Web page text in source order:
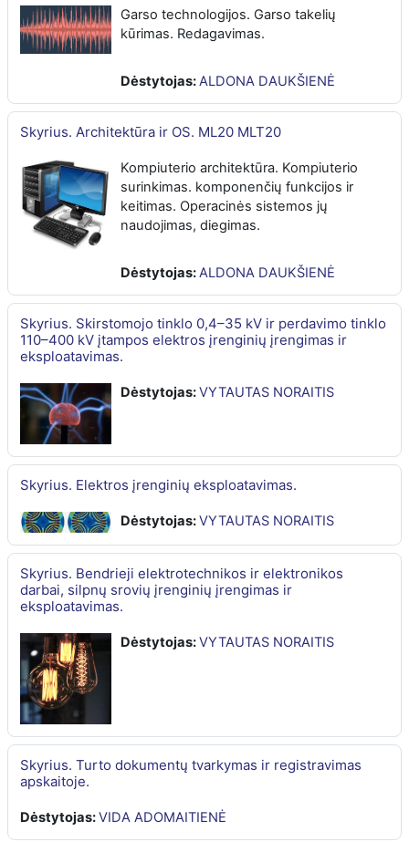
Garso technologijos. Garso takelių
kūrimas. Redagavimas.
Dėstytojas:ALDONA DAUKŠIENĖ
Skyrius. Architektūra ir OS. ML20 MLT20
Kompiuterio architektūra. Kompiuterio
surinkimas. komponenčių funkcijos ir
keitimas. Operacinės sistemos jų
naudojimas, diegimas.
Dėstytojas:ALDONA DAUKŠIENĖ
Skyrius. Skirstomojo tinklo 0,4–35 kV ir perdavimo tinklo
110–400 kV įtampos elektros įrenginių įrengimas ir
eksploatavimas.
Dėstytojas:VYTAUTAS NORAITIS
Skyrius. Elektros įrenginių eksploatavimas.
Dėstytojas:VYTAUTAS NORAITIS
Skyrius. Bendrieji elektrotechnikos ir elektronikos
darbai, silpnų srovių įrenginių įrengimas ir
eksploatavimas.
Dėstytojas:VYTAUTAS NORAITIS
Skyrius. Turto dokumentų tvarkymas ir registravimas
apskaitoje.
Dėstytojas:VIDA ADOMAITIENĖ